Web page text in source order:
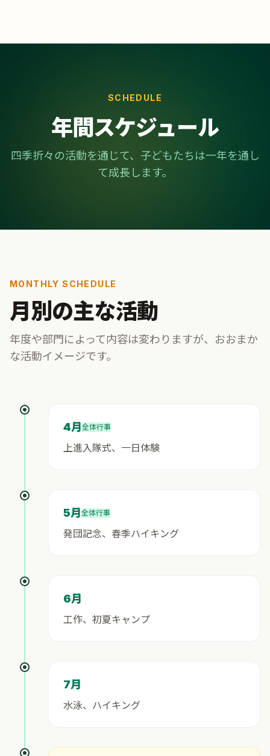
SCHEDULE
年間スケジュール
四季折々の活動を通じて、子どもたちは一年を通し
て成長します。
MONTHLY SCHEDULE
月別の主な活動
年度や部門によって内容は変わりますが、おおまか
な活動イメージです。
4月 全体行事
上進入隊式、一日体験
5月 全体行事
発団記念、春季ハイキング
6月
工作、初夏キャンプ
7月
水泳、ハイキング